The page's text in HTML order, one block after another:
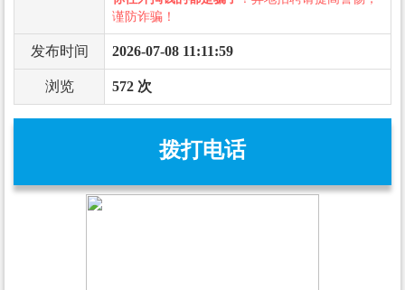
谨防诈骗！
发布时间 2026-07-08 11:11:59
浏览 572 次
拨打电话